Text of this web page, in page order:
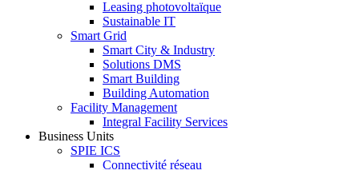
Leasing photovoltaïque
Sustainable IT
Smart Grid
Smart City & Industry
Solutions DMS
Smart Building
Building Automation
Facility Management
Integral Facility Services
Business Units
SPIE ICS
Connectivité réseau